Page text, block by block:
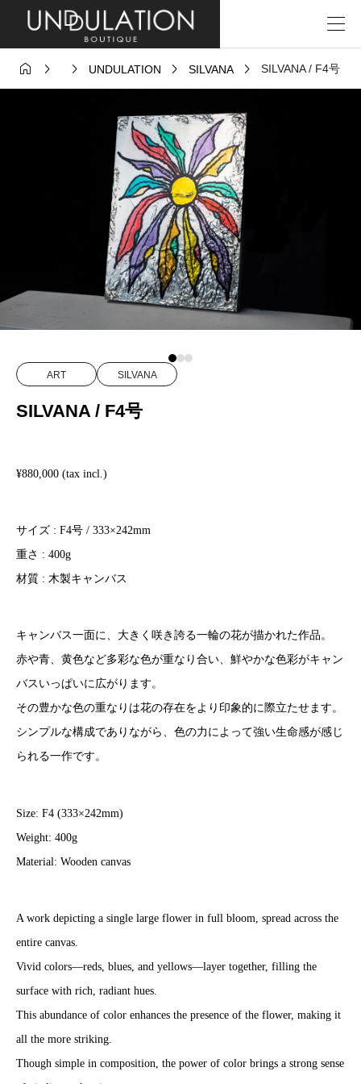
   UNDULATION  SILVANA  SILVANA / F4号
ART SILVANA
SILVANA / F4号
¥880,000 (tax incl.)
サイズ : F4号 / 333×242mm
重さ : 400g
材質 : 木製キャンバス
キャンバス一面に、大きく咲き誇る一輪の花が描かれた作品。
赤や青、黄色など多彩な色が重なり合い、鮮やかな色彩がキャン
バスいっぱいに広がります。
その豊かな色の重なりは花の存在をより印象的に際立たせます。
シンプルな構成でありながら、色の力によって強い生命感が感じ
られる一作です。
Size: F4 (333×242mm)
Weight: 400g
Material: Wooden canvas
A work depicting a single large flower in full bloom, spread across the
entire canvas.
Vivid colors—reds, blues, and yellows—layer together, filling the
surface with rich, radiant hues.
This abundance of color enhances the presence of the flower, making it
all the more striking.
Though simple in composition, the power of color brings a strong sense